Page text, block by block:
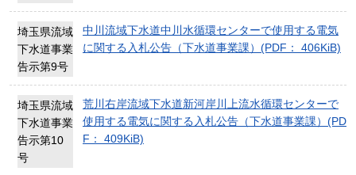
埼玉県流域
下水道事業
告示第9号
中川流域下水道中川水循環センターで使用する電気
に関する入札公告（下水道事業課）(PDF： 406KiB)
埼玉県流域
下水道事業
告示第10
号
荒川右岸流域下水道新河岸川上流水循環センターで
使用する電気に関する入札公告（下水道事業課）(PD
F： 409KiB)